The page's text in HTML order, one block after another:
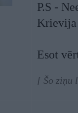
P.S -
Krievija
Esot
[ Šo ziņu